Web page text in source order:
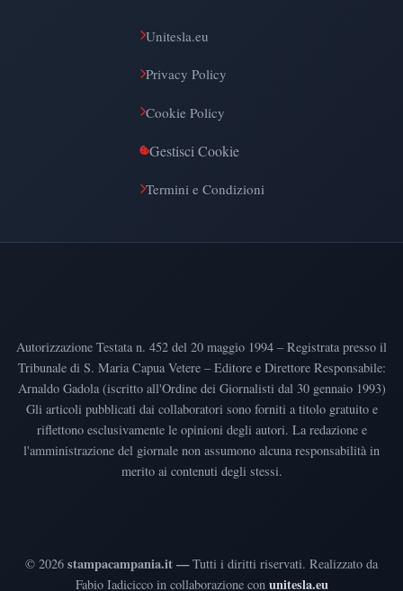
Unitesla.eu
Privacy Policy
Cookie Policy
Gestisci Cookie
Termini e Condizioni
Autorizzazione Testata n. 452 del 20 maggio 1994 – Registrata presso il
Tribunale di S. Maria Capua Vetere – Editore e Direttore Responsabile:
Arnaldo Gadola (iscritto all'Ordine dei Giornalisti dal 30 gennaio 1993)
Gli articoli pubblicati dai collaboratori sono forniti a titolo gratuito e
riflettono esclusivamente le opinioni degli autori. La redazione e
l'amministrazione del giornale non assumono alcuna responsabilità in
merito ai contenuti degli stessi.
© 2026 stampacampania.it —Tutti i diritti riservati. Realizzato da
Fabio Iadicicco in collaborazione con unitesla.eu